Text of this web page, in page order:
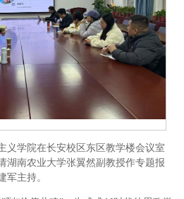
义学院在长安校区东区教学楼会议室
湖南农业大学张翼然副教授作专题报
军主持。